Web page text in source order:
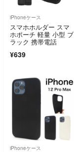
iPhoneケース
スマホホルダー スマ
ホポーチ 軽量 小型 ブ
ラック 携帯電話
¥639
iPhoneケース